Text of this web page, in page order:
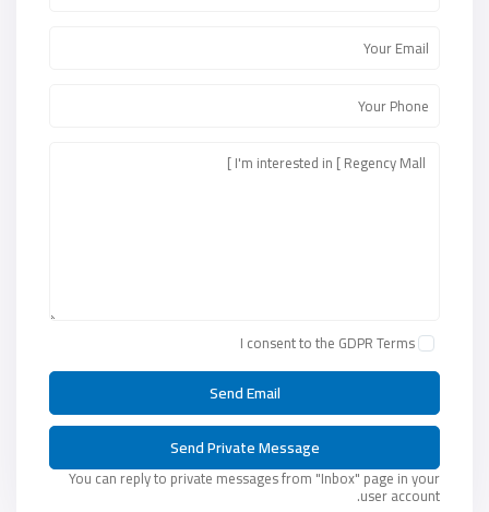
I consent to the GDPR Terms
You can reply to private messages from "Inbox" page in your
user account.